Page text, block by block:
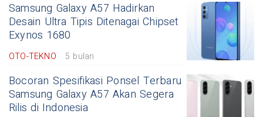
Samsung Galaxy A57 Hadirkan
Desain Ultra Tipis Ditenagai Chipset
Exynos 1680
OTO-TEKNO 5 bulan
Bocoran Spesifikasi Ponsel Terbaru
Samsung Galaxy A57 Akan Segera
Rilis di Indonesia